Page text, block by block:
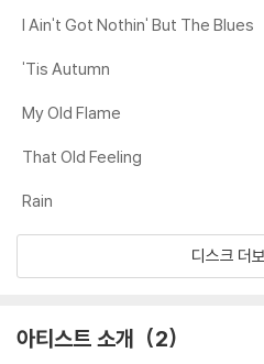
lity, this Analogue Productions
tip-on jacket.
1) 제작/배송 과정에 따라 경미한 재킷
할 수 있으며 속지(이너 슬리브)는 디
닐은 품질보증대상이 아닙니다.
I Ain't Got Nothin' But The Blues
'Tis Autumn
My Old Flame
That Old Feeling
Rain
디스크 더
아티스트 소개 2